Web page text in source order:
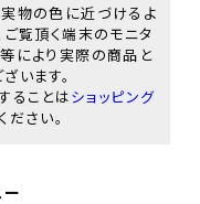
物の色に近づけるよ
ご覧頂く端末のモニタ
により実際の商品と
います。
ることはショッピング
さい。